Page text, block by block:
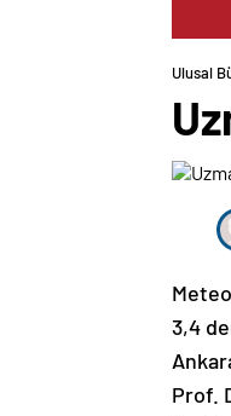
Ulusal
3,4
Prof.